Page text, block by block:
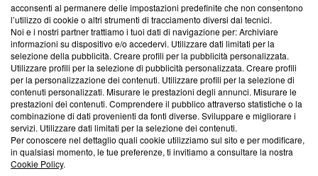
Team editoriale
Corporate
Redazione
Informativa Privacy
Cookie Policy
Blasting SA, IDI CHE-247.845.224, Via Carlo Frasca, 3 - 6900
Lugano (Svizzera) Tel:+39 0690258937
acconsenti al permanere delle impostazioni predefinite che non consentono
l’utilizzo di cookie o altri strumenti di tracciamento diversi dai tecnici.
Noi e i nostri partner trattiamo i tuoi dati di navigazione per: Archiviare
informazioni su dispositivo e/o accedervi. Utilizzare dati limitati per la
selezione della pubblicità. Creare profili per la pubblicità personalizzata.
Utilizzare profili per la selezione di pubblicità personalizzata. Creare profili
per la personalizzazione dei contenuti. Utilizzare profili per la selezione di
contenuti personalizzati. Misurare le prestazioni degli annunci. Misurare le
prestazioni dei contenuti. Comprendere il pubblico attraverso statistiche o la
combinazione di dati provenienti da fonti diverse. Sviluppare e migliorare i
servizi. Utilizzare dati limitati per la selezione dei contenuti.
Per conoscere nel dettaglio quali cookie utilizziamo sul sito e per modificare,
in qualsiasi momento, le tue preferenze, ti invitiamo a consultare la nostra
Cookie Policy.